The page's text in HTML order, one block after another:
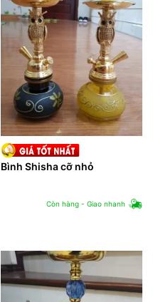
Bình Shisha cỡ nhỏ
Còn hàng - Giao nhanh